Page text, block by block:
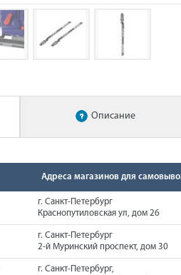
Описание
Адреса магазинов для
г. Санкт-Петербург
Краснопутиловская ул, дом 26
г. Санкт-Петербург
2-й Муринский проспект, дом 30
г. Санкт-Петербург,